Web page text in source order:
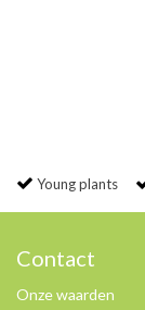
Young plants
Contact
Onze waarden